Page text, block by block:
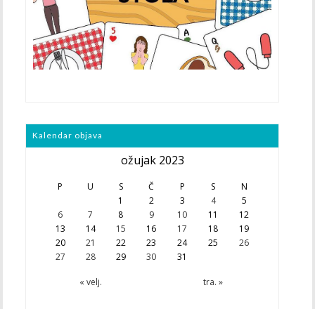
Kalendar objava
ožujak 2023
P U S Č P S N
« velj. tra. »
1 2 3 4
5
6
7 8 9 10 11
12
13
14 15 16 17 18
19
20
21 22 23 24 25
26
27
28 29 30 31